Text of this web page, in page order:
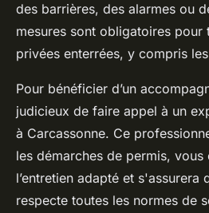
des barrières, des alarmes ou
mesures sont obligatoires pour
privées enterrées, y compris
Pour bénéficier d’un
judicieux de faire appel à un
à Carcassonne. Ce
les démarches de permis, vous
l’entretien adapté et s'assurera
respecte toutes les normes de